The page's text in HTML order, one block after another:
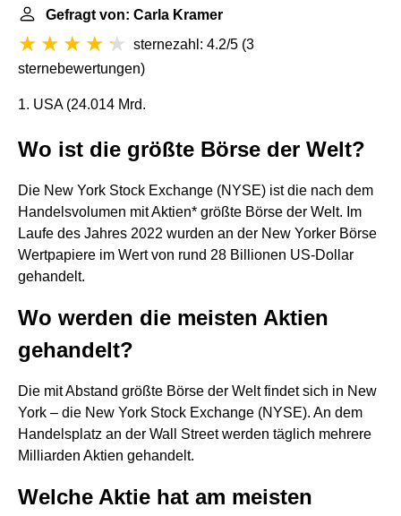
Gefragt von: Carla Kramer
sternezahl: 4.2/5 (3
sternebewertungen)
1. USA (24.014 Mrd.
Wo ist die größte Börse der Welt?
Die New York Stock Exchange (NYSE) ist die nach dem
Handelsvolumen mit Aktien* größte Börse der Welt. Im
Laufe des Jahres 2022 wurden an der New Yorker Börse
Wertpapiere im Wert von rund 28 Billionen US-Dollar
gehandelt.
Wo werden die meisten Aktien
gehandelt?
Die mit Abstand größte Börse der Welt findet sich in New
York – die New York Stock Exchange (NYSE). An dem
Handelsplatz an der Wall Street werden täglich mehrere
Milliarden Aktien gehandelt.
Welche Aktie hat am meisten